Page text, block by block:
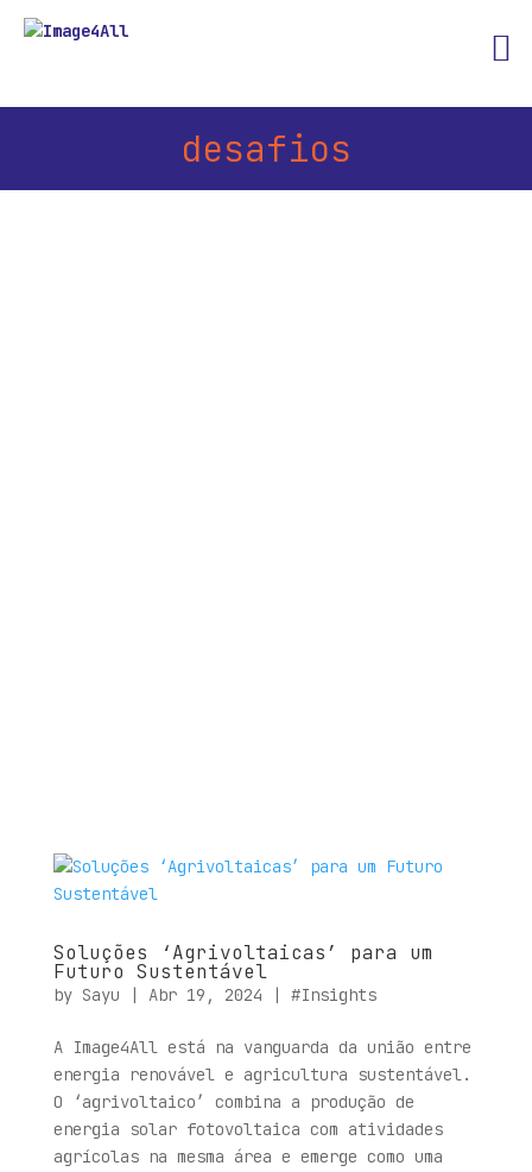
desafios
Soluções ‘Agrivoltaicas’ para um
Futuro Sustentável
by Sayu | Abr 19, 2024 | #Insights
A Image4All está na vanguarda da união entre
energia renovável e agricultura sustentável.
O ‘agrivoltaico’ combina a produção de
energia solar fotovoltaica com atividades
agrícolas na mesma área e emerge como uma